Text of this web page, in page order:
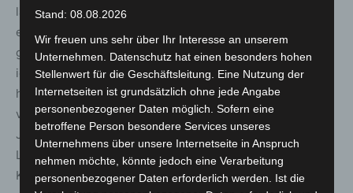
lächelnd. Ihr Zwillingsbruder Niklas: „Ich bin erst seit
etwa einem Jahr aktiv im Katastrophenschutz. Bei dem
großen Einsatz auf dem Musikfestival Deichbrand konnte
ich schon mithelfen.“ Ihre Vorlieben für die Johanniter
haben Niklas und Stephanie auch ihrer Mutter zu
verdanken, die selbst eine langjährige Johanniterin ist.
Jennifer Rihm ist Leiterin des Jugendzentrums in
Langenhagen und schon seit sieben Jahren
Koordinatorin der Kleiderkammer „Nahtstelle“.
Stand: 08.08.2026
Wir freuen uns sehr über Ihr Interesse an unserem
Unternehmen. Datenschutz hat einen besonders hohen
Stellenwert für die Geschäftsleitung. Eine Nutzung der
Internetseiten ist grundsätzlich ohne jede Angabe
personenbezogener Daten möglich. Sofern eine
betroffene Person besondere Services unseres
Unternehmens über unsere Internetseite in Anspruch
nehmen möchte, könnte jedoch eine Verarbeitung
personenbezogener Daten erforderlich werden. Ist die